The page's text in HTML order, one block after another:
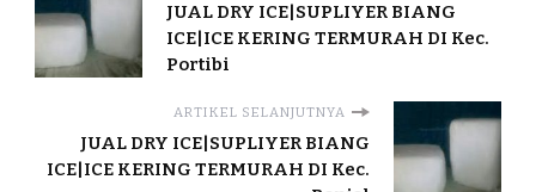
JUAL DRY ICE|SUPLIYER BIANG
ICE|ICE KERING TERMURAH DI Kec.
Portibi
ARTIKEL SELANJUTNYA
JUAL DRY ICE|SUPLIYER BIANG
ICE|ICE KERING TERMURAH DI Kec.